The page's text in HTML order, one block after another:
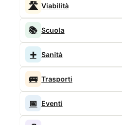
🛣️ Viabilità
📚 Scuola
➕ Sanità
🚌 Trasporti
📅 Eventi